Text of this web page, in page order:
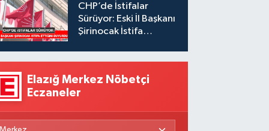
CHP’de İstifalar
Sürüyor: Eski İl Başkanı
Şirinocak İstifa
Elazığ Merkez Nöbetçi
Eczaneler